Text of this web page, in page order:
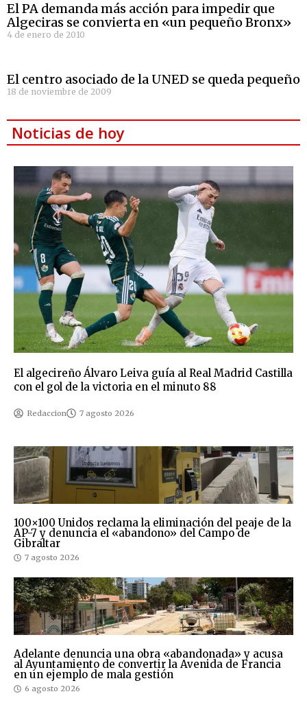
El PA demanda más acción para impedir que
Algeciras se convierta en «un pequeño Bronx»
4 de enero de 2010
El centro asociado de la UNED se queda pequeño
18 de noviembre de 2009
Noticias de hoy
El algecireño Álvaro Leiva guía al Real Madrid Castilla
con el gol de la victoria en el minuto 88
Redaccion 7 agosto 2026
100×100 Unidos reclama la eliminación del peaje de la
AP-7 y denuncia el «abandono» del Campo de
Gibraltar
7 agosto 2026
Adelante denuncia una obra «abandonada» y acusa
al Ayuntamiento de convertir la Avenida de Francia
en un ejemplo de mala gestión
6 agosto 2026